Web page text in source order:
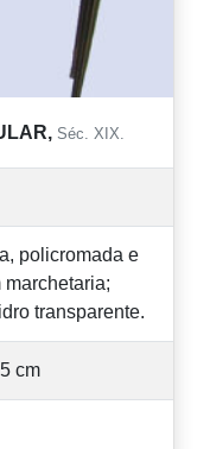
Séc. XIX.
policromada e
transparente.
cm